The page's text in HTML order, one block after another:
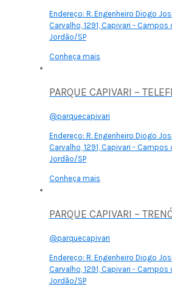
Endereço: R. Engenheiro Diogo
Carvalho, 1291, Capivari - Campos
Jordão/SP
Conheça mais
PARQUE CAPIVARI –
@parquecapivari
Endereço: R. Engenheiro Diogo
Carvalho, 1291, Capivari - Campos
Jordão/SP
Conheça mais
PARQUE CAPIVARI –
@parquecapivari
Endereço: R. Engenheiro Diogo
Carvalho, 1291, Capivari - Campos
Jordão/SP